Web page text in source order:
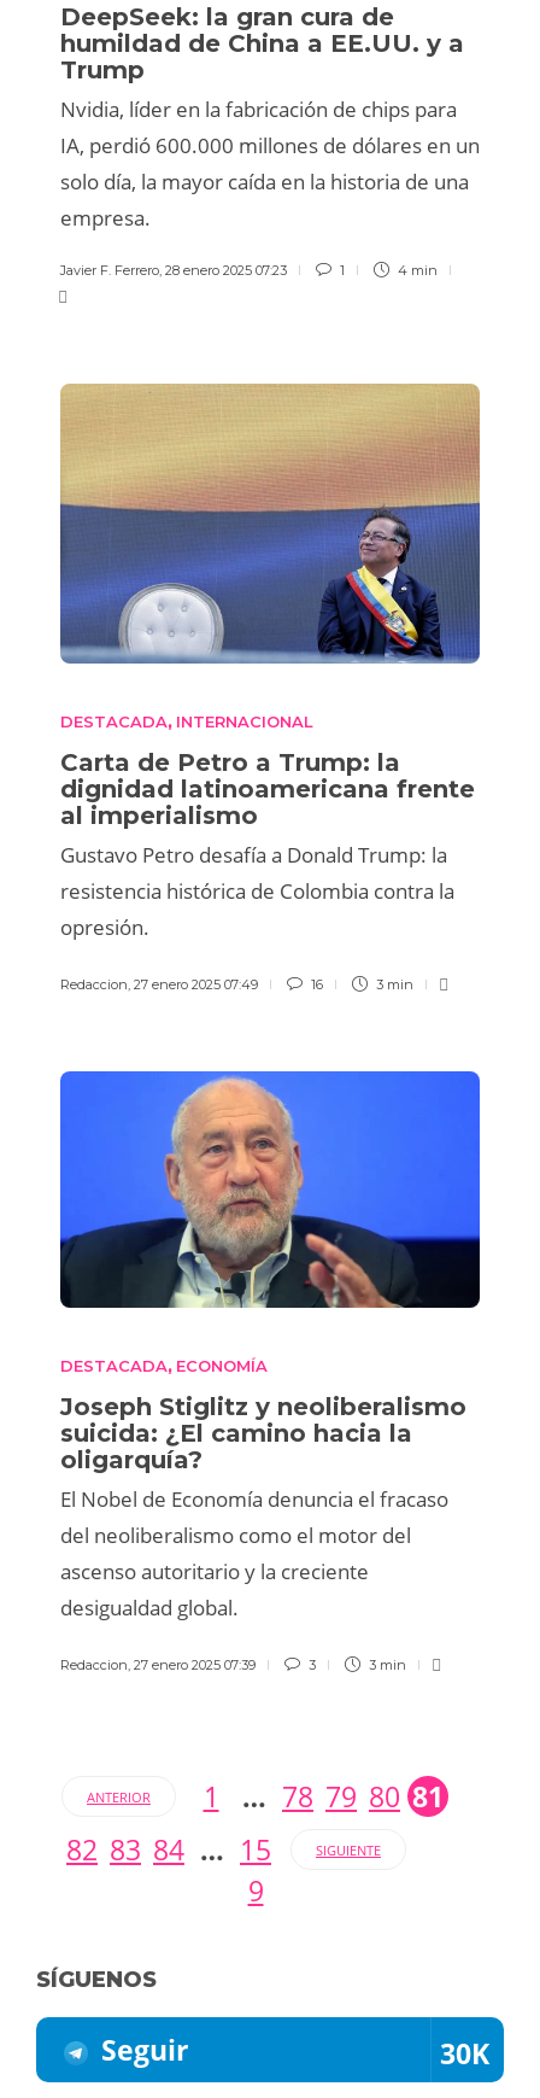
DeepSeek: la gran cura de
humildad de China a EE.UU. y a
Trump
Nvidia, líder en la fabricación de chips para
IA, perdió 600.000 millones de dólares en un
solo día, la mayor caída en la historia de una
empresa.
Javier F. Ferrero 28 enero 2025 07:23 1 4 min
DESTACADA, INTERNACIONAL
Carta de Petro a Trump: la
dignidad latinoamericana frente
al imperialismo
Gustavo Petro desafía a Donald Trump: la
resistencia histórica de Colombia contra la
opresión.
Redaccion, 27 enero 2025 07:49 16 3 min
DESTACADA, ECONOMÍA
Joseph Stiglitz y neoliberalismo
suicida: ¿El camino hacia la
oligarquía?
El Nobel de Economía denuncia el fracaso
del neoliberalismo como el motor del
ascenso autoritario y la creciente
desigualdad global.
Redaccion 27 enero 2025 07:39 3 3 min
ANTERIOR 1 … 78 79 80 81
82 83 84 … 15
9
SIGUIENTE
SÍGUENOS
Seguir 30K